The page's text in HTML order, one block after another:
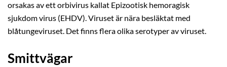
orsakas av ett orbivirus kallat Epizootisk hemoragisk
sjukdom virus (EHDV). Viruset är nära besläktat med
blåtungeviruset. Det finns flera olika serotyper av viruset.
Smittvägar